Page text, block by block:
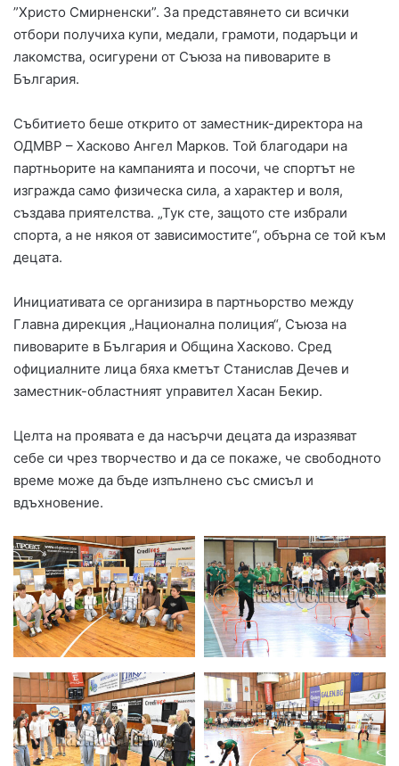
”Христо Смирненски”. За представянето си всички
отбори получиха купи, медали, грамоти, подаръци и
лакомства, осигурени от Съюза на пивоварите в
България.
Събитието беше открито от заместник-директора на
ОДМВР – Хасково Ангел Марков. Той благодари на
партньорите на кампанията и посочи, че спортът не
изгражда само физическа сила, а характер и воля,
създава приятелства. „Тук сте, защото сте избрали
спорта, а не някоя от зависимостите“, обърна се той към
децата.
Инициативата се организира в партньорство между
Главна дирекция „Национална полиция“, Съюза на
пивоварите в България и Община Хасково. Сред
официалните лица бяха кметът Станислав Дечев и
заместник-областният управител Хасан Бекир.
Целта на проявата е да насърчи децата да изразяват
себе си чрез творчество и да се покаже, че свободното
време може да бъде изпълнено със смисъл и
вдъхновение.